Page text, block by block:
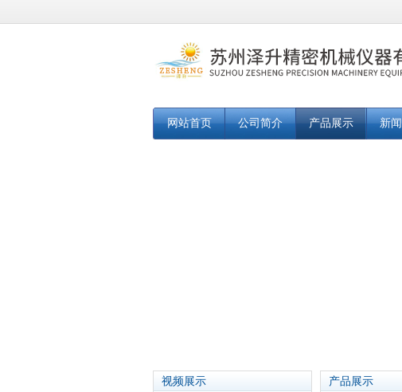
网站首页 公司简介 产品展示 新
视频展示 产品展示